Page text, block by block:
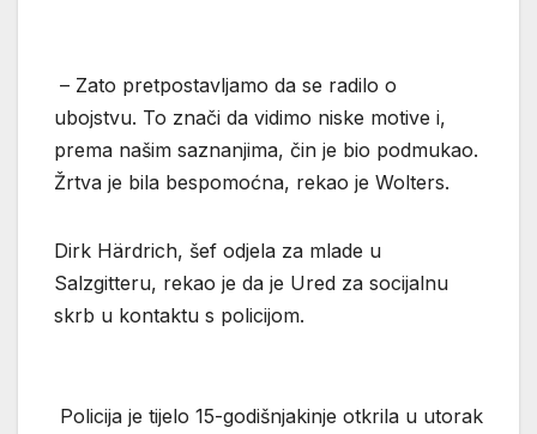
– Zato pretpostavljamo da se radilo o
ubojstvu. To znači da vidimo niske motive i,
prema našim saznanjima, čin je bio podmukao.
Žrtva je bila bespomoćna, rekao je Wolters.
Dirk Härdrich, šef odjela za mlade u
Salzgitteru, rekao je da je Ured za socijalnu
skrb u kontaktu s policijom.
Policija je tijelo 15-godišnjakinje otkrila u utorak